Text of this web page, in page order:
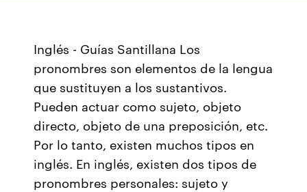
Inglés - Guías Santillana Los
pronombres son elementos de la lengua
que sustituyen a los sustantivos.
Pueden actuar como sujeto, objeto
directo, objeto de una preposición, etc.
Por lo tanto, existen muchos tipos en
inglés. En inglés, existen dos tipos de
pronombres personales: sujeto y